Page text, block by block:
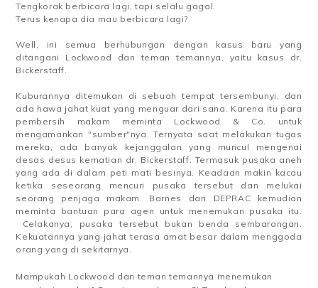
Tengkorak berbicara lagi, tapi selalu gagal.
Terus kenapa dia mau berbicara lagi?
Well, ini semua berhubungan dengan kasus baru yang
ditangani Lockwood dan teman temannya, yaitu kasus dr.
Bickerstaff.
Kuburannya ditemukan di sebuah tempat tersembunyi, dan
ada hawa jahat kuat yang menguar dari sana. Karena itu para
pembersih makam meminta Lockwood & Co. untuk
mengamankan "sumber"nya. Ternyata saat melakukan tugas
mereka, ada banyak kejanggalan yang muncul mengenai
desas desus kematian dr. Bickerstaff. Termasuk pusaka aneh
yang ada di dalam peti mati besinya. Keadaan makin kacau
ketika seseorang mencuri pusaka tersebut dan melukai
seorang penjaga makam. Barnes dari DEPRAC kemudian
meminta bantuan para agen untuk menemukan pusaka itu.
Celakanya, pusaka tersebut bukan benda sembarangan.
Kekuatannya yang jahat terasa amat besar dalam menggoda
orang yang di sekitarnya.
Mampukah Lockwood dan teman temannya menemukan